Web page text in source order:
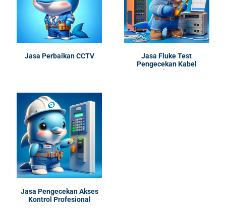
Jasa Perbaikan CCTV
Jasa Fluke Test
Pengecekan Kabel
Jaringan
Jasa Pengecekan Akses
Kontrol Profesional